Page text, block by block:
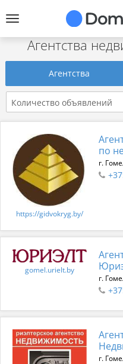
Агентства
Агентства
Количество объявлений
https://gidvokryg.by/
по
г.
gomel.urielt.by
г.
г.